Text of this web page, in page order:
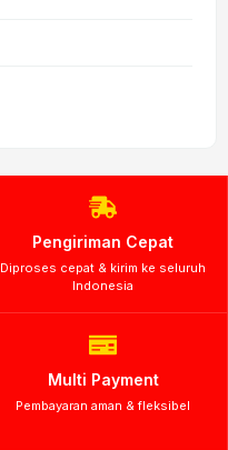
Pengiriman Cepat
Diproses cepat & kirim ke seluruh
Indonesia
Multi Payment
Pembayaran aman & fleksibel